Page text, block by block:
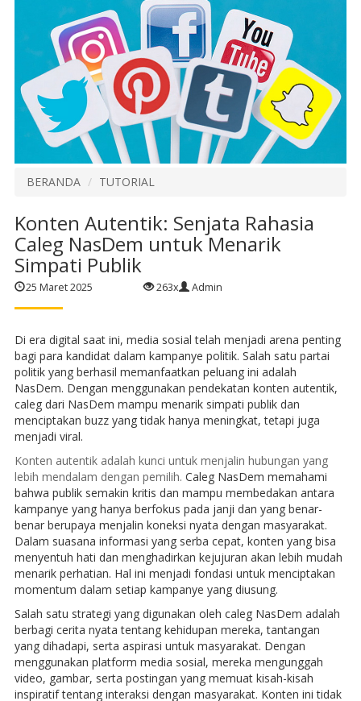
BERANDA TUTORIAL
Konten Autentik: Senjata Rahasia
Caleg NasDem untuk Menarik
Simpati Publik
25 Maret 2025 263x Admin
Di era digital saat ini, media sosial telah menjadi arena penting
bagi para kandidat dalam kampanye politik. Salah satu partai
politik yang berhasil memanfaatkan peluang ini adalah
NasDem. Dengan menggunakan pendekatan konten autentik,
caleg dari NasDem mampu menarik simpati publik dan
menciptakan buzz yang tidak hanya meningkat, tetapi juga
menjadi viral.
Konten autentik adalah kunci untuk menjalin hubungan yang
lebih mendalam dengan pemilih. Caleg NasDem memahami
bahwa publik semakin kritis dan mampu membedakan antara
kampanye yang hanya berfokus pada janji dan yang benar-
benar berupaya menjalin koneksi nyata dengan masyarakat.
Dalam suasana informasi yang serba cepat, konten yang bisa
menyentuh hati dan menghadirkan kejujuran akan lebih mudah
menarik perhatian. Hal ini menjadi fondasi untuk menciptakan
momentum dalam setiap kampanye yang diusung.
Salah satu strategi yang digunakan oleh caleg NasDem adalah
berbagi cerita nyata tentang kehidupan mereka, tantangan
yang dihadapi, serta aspirasi untuk masyarakat. Dengan
menggunakan platform media sosial, mereka mengunggah
video, gambar, serta postingan yang memuat kisah-kisah
inspiratif tentang interaksi dengan masyarakat. Konten ini tidak